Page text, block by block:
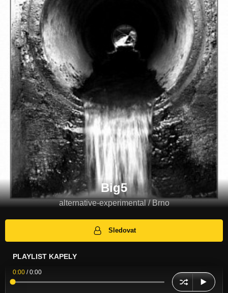
Big5
alternative-experimental / Brno
Sledovat
PLAYLIST KAPELY
0:00 /0:00